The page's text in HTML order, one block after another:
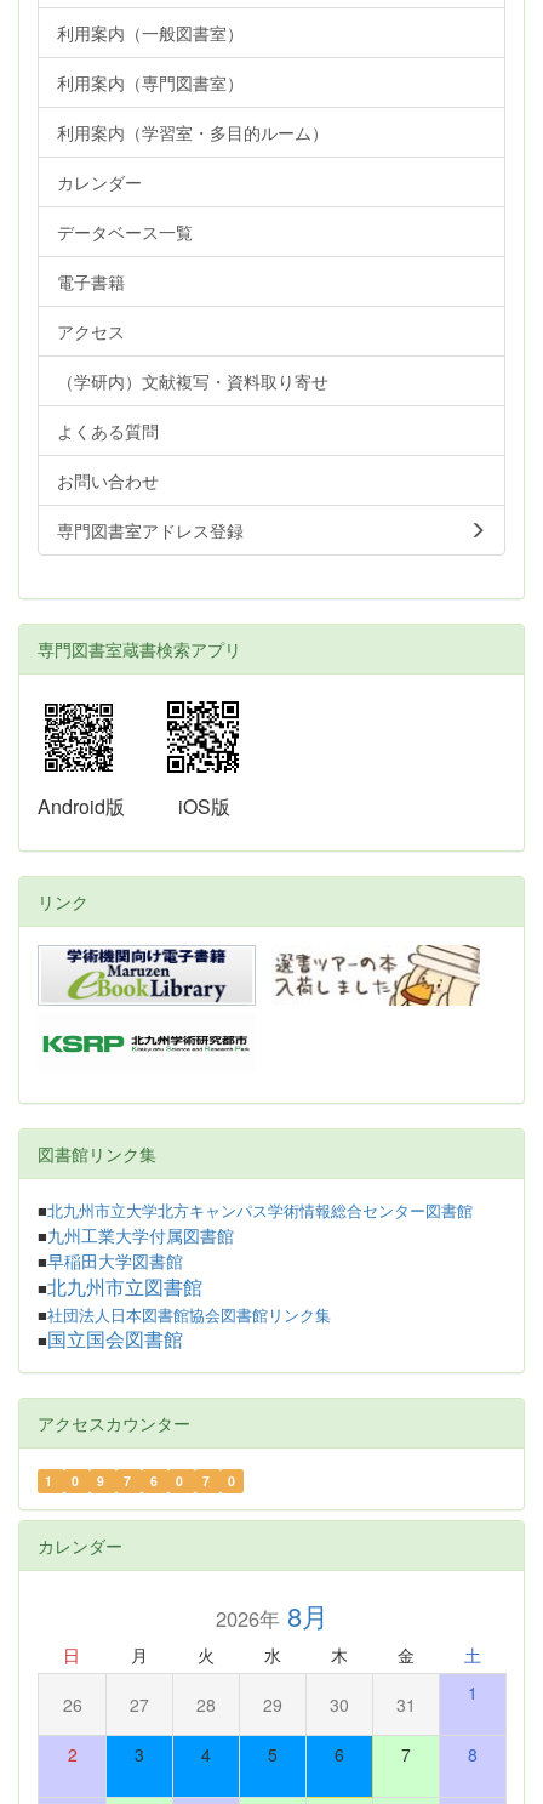
利用案内（一般図書室）
利用案内（専門図書室）
利用案内（学習室・多目的ルーム）
カレンダー
データベース一覧
電子書籍
アクセス
（学研内）文献複写・資料取り寄せ
よくある質問
お問い合わせ
専門図書室アドレス登録
専門図書室蔵書検索アプリ
Android版 iOS版
リンク
図書館リンク集
■北九州市立大学北方キャンパス学術情報総合センター図書館
■九州工業大学付属図書館
■早稲田大学図書館
■北九州市立図書館
■社団法人日本図書館協会図書館リンク集
■ 国立国会図書館
アクセスカウンター
1 0 9 7 6 0 7 0
カレンダー
2026年8月
日 月 火 水 木 金 土
26 27 28 29 30 31 1
2 3 4 5 6 7 8